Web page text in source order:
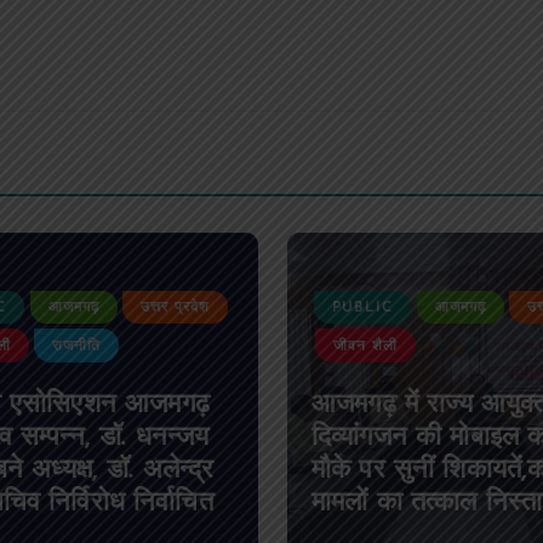
PUBLIC आजमगढ़ उत्तर प्रदेश
जीवन शैली
आजमगढ़ में राज्य आयुक्त
दिव्यांगजन की मोबाइल कोर्ट,
मौके पर सुनीं शिकायतें,कई
मामलों का तत्काल निस्तारण
PUBLIC
आजमगढ़
दर्शन
कार खड़े
घायल